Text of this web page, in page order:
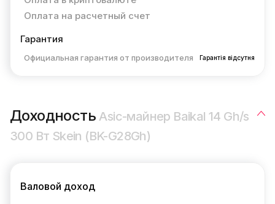
Оплата на расчетный счет
Гарантия
Официальная гарантия от производителя Гарантія відсутня
ДоходностьAsic-майнер Baikal 14 Gh/s
300 Вт Skein (BK-G28Gh)
Валовой доход